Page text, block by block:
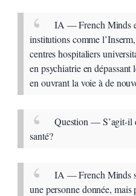
IA — French Minds
institutions comme
centres hospitaliers
en psychiatrie en
en ouvrant la voie à de
Question — S’agit-il
santé?
IA — French Minds
une personne donnée,